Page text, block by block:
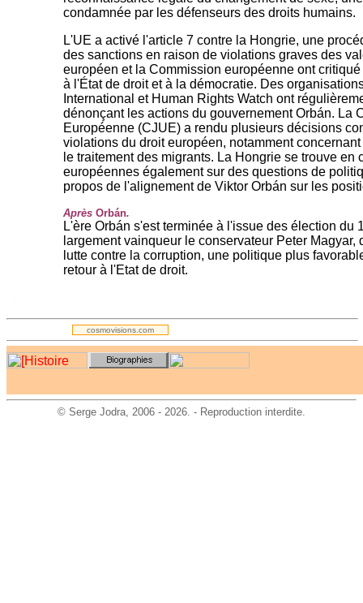
condamnée par les défenseurs des droits humains.
L'UE a activé l'article 7 contre la Hongrie, une
des sanctions en raison de violations graves des
européen et la Commission européenne ont
à l'État de droit et à la démocratie. Des
International et Human Rights Watch ont
dénonçant les actions du gouvernement Orbán. La
Européenne (CJUE) a rendu plusieurs décisions
violations du droit européen, notamment
le traitement des migrants. La Hongrie se trouve en
européennes également sur des questions de
propos de l'alignement de Viktor Orbán sur les
Après Orbán.
L'ère Orbán s'est terminée à l'issue des élection du
largement vainqueur le conservateur Peter
lutte contre la corruption, une politique plus
retour à l'Etat de droit.
.
cosmovisions.com
© Serge Jodra, 2006 - 2026. - Reproduction interdite.